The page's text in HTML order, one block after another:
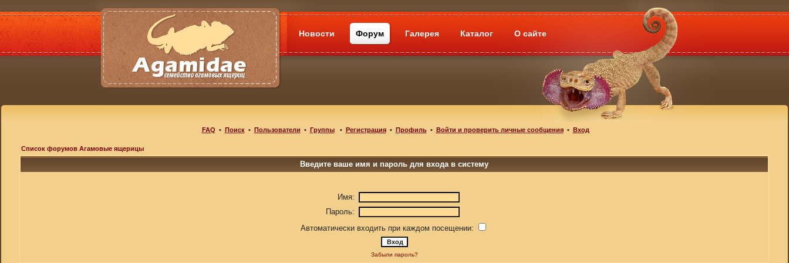
Новости Форум Галерея Каталог О сайте
FAQ • Поиск• Пользователи • Группы• Регистрация• Профиль• Войти и проверить личные сообщения• Вход
Список форумов Агамовые ящерицы
Введите ваше имя и пароль для входа в систему
Имя:
Пароль:
Автоматически входить при каждом посещении:
Забыли пароль?